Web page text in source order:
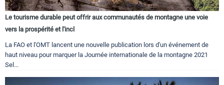
Le tourisme durable peut offrir aux communautés de montagne une voie
vers la prospérité et l'incl
La FAO et l'OMT lancent une nouvelle publication lors d'un événement de
haut niveau pour marquer la Journée internationale de la montagne 2021
Sel...